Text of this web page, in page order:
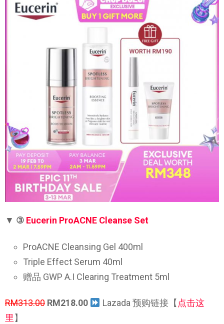
▼ ③ Eucerin ProACNE Cleanse Set
ProACNE Cleansing Gel 400ml
Triple Effect Serum 40ml
赠品 GWP A.I Clearing Treatment 5ml
RM313.00 RM218.00 Lazada 预购链接【 点击这
里 】